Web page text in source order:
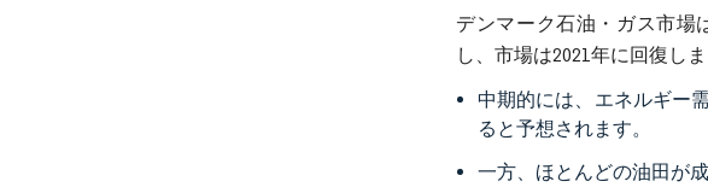
デンマーク石油・ガス市場
し、市場は2021年に回復しま
中期的には、エネルギー
ると予想されます。
一方、ほとんどの油田が